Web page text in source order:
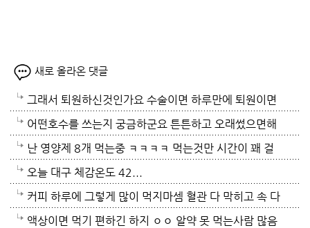
새로 올라온 댓글
그래서 퇴원하신것인가요 수술이면 하루만에 퇴원이면
시술이셨나봐요 개복수술만 아님 다행이죠 수술에 입원
환자도 힘들지만 보호자도 힘듭니다 딸애 일년 병원생
활에 딸애 퇴원하자마자 친정엄마 골절로 두달반의 입
원기간 보아주느라 거의 일년반을 병원에서 쪽잠 자면
서 지내서인지 저의 엄마는 병원밥도 한톨도 안드셔서
어떤호수를 쓰는지 궁금하군요 튼튼하고 오래썼으면해
서요
난 영양제 8개 먹는중 ㅋㅋㅋㅋ 먹는것만 시간이 꽤 걸
리더라
오늘 대구 체감온도 42...
커피 하루에 그렇게 많이 먹지마셈 혈관 다 막히고 속 다
배림
액상이면 먹기 편하긴 하지 ㅇㅇ 알약 못 먹는사람 많음